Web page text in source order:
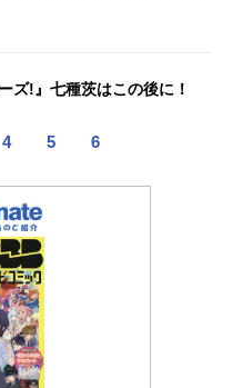
ズ!』七種茨はこの後に！
4 5 6